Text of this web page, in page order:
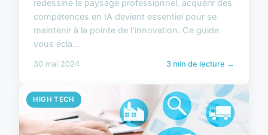
redessine le paysage professionnel, acquérir des
compétences en IA devient essentiel pour se
maintenir à la pointe de l'innovation. Ce guide
vous écla...
30 mai 2024 3 min de lecture →
HIGH TECH